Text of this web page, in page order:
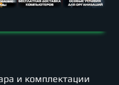
и комплектации